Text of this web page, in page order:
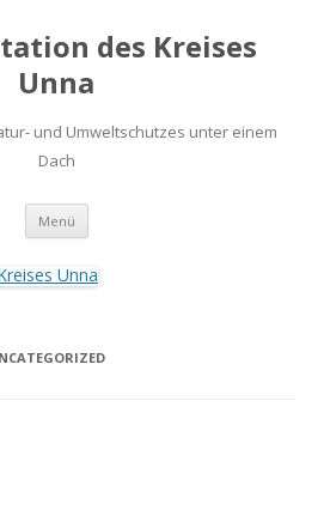
des Kreises
Unna
und Umweltschutzes unter einem
Dach
Menü Zum
springen